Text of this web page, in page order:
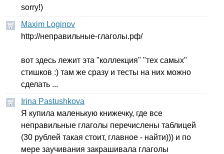
sorry!)
Maxim Loginov
http://неправильные-глаголы.рф/
вот здесь лежит эта "коллекция" "тех самых"
стишков :) там же сразу и тесты на них можно
сделать ...
Irina Pastushkova
Я купила маленькую книжечку, где все
неправильные глаголы перечислены таблицей
(30 рублей такая стоит, главное - найти))) и по
мере заучивания закрашивала глаголы